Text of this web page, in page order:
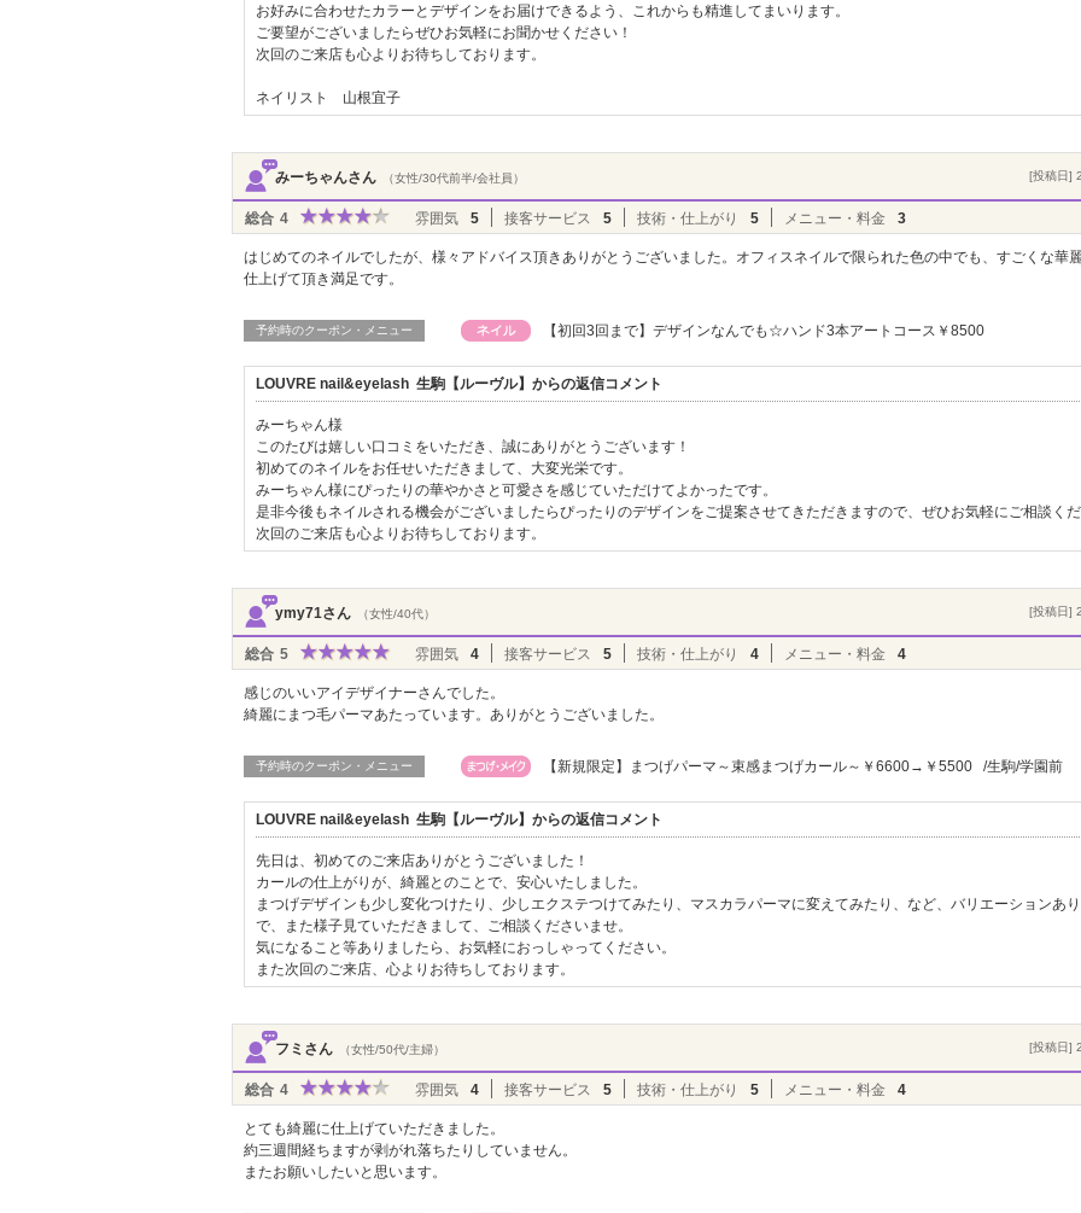
お好みに合わせたカラーとデザインをお届けできるよう、これからも精進してまいります。
ご要望がございましたらぜひお気軽にお聞かせください！
次回のご来店も心よりお待ちしております。
ネイリスト 山根宜子
みーちゃんさん （女性/30代前半/会社員） [投稿日]
総合 4 雰囲気 5 接客サービス 5 技術・仕上がり 5 メニュー・料金 3
はじめてのネイルでしたが、様々アドバイス頂きありがとうございました。オフィスネイルで限られた色の中でも、すごくな華
仕上げて頂き満足です。
予約時のクーポン・メニュー 【初回3回まで】デザインなんでも☆ハンド3本アートコース￥8500
LOUVRE nail&eyelash 生駒【ルーヴル】からの返信コメント
みーちゃん様
このたびは嬉しい口コミをいただき、誠にありがとうございます！
初めてのネイルをお任せいただきまして、大変光栄です。
みーちゃん様にぴったりの華やかさと可愛さを感じていただけてよかったです。
是非今後もネイルされる機会がございましたらぴったりのデザインをご提案させてきただきますので、ぜひお気軽にご相談くだ
次回のご来店も心よりお待ちしております。
ymy71さん （女性/40代） [投稿日]
総合 5 雰囲気 4 接客サービス 5 技術・仕上がり 4 メニュー・料金 4
感じのいいアイデザイナーさんでした。
綺麗にまつ毛パーマあたっています。ありがとうございました。
予約時のクーポン・メニュー 【新規限定】まつげパーマ～束感まつげカール～￥6600→￥5500 /生駒/学園前
LOUVRE nail&eyelash 生駒【ルーヴル】からの返信コメント
先日は、初めてのご来店ありがとうございました！
カールの仕上がりが、綺麗とのことで、安心いたしました。
まつげデザインも少し変化つけたり、少しエクステつけてみたり、マスカラパーマに変えてみたり、など、バリエーションあ
で、また様子見ていただきまして、ご相談くださいませ。
気になること等ありましたら、お気軽におっしゃってください。
また次回のご来店、心よりお待ちしております。
フミさん （女性/50代/主婦） [投稿日]
総合 4 雰囲気 4 接客サービス 5 技術・仕上がり 5 メニュー・料金 4
とても綺麗に仕上げていただきました。
約三週間経ちますが剥がれ落ちたりしていません。
またお願いしたいと思います。